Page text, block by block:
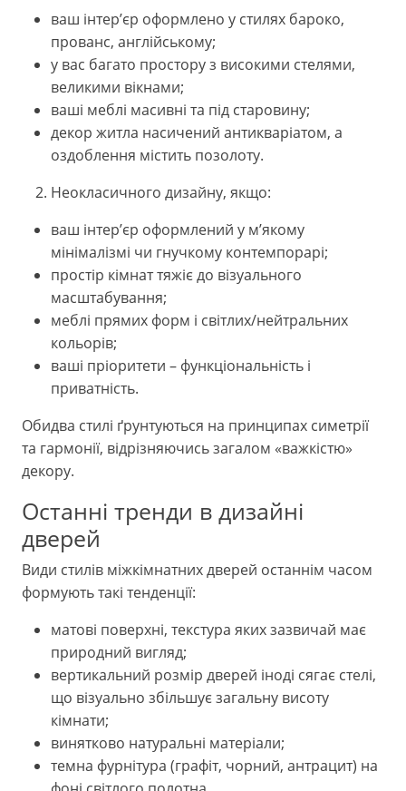
ваш інтер’єр оформлено у стилях бароко,
прованс, англійському;
у вас багато простору з високими стелями,
великими вікнами;
ваші меблі масивні та під старовину;
декор житла насичений антикваріатом, а
оздоблення містить позолоту.
Неокласичного дизайну, якщо:
ваш інтер’єр оформлений у м’якому
мінімалізмі чи гнучкому контемпорарі;
простір кімнат тяжіє до візуального
масштабування;
меблі прямих форм і світлих/нейтральних
кольорів;
ваші пріоритети – функціональність і
приватність.
Обидва стилі ґрунтуються на принципах симетрії
та гармонії, відрізняючись загалом «важкістю»
декору.
Останні тренди в дизайні
дверей
Види стилів міжкімнатних дверей останнім часом
формують такі тенденції:
матові поверхні, текстура яких зазвичай має
природний вигляд;
вертикальний розмір дверей іноді сягає стелі,
що візуально збільшує загальну висоту
кімнати;
винятково натуральні матеріали;
темна фурнітура (графіт, чорний, антрацит) на